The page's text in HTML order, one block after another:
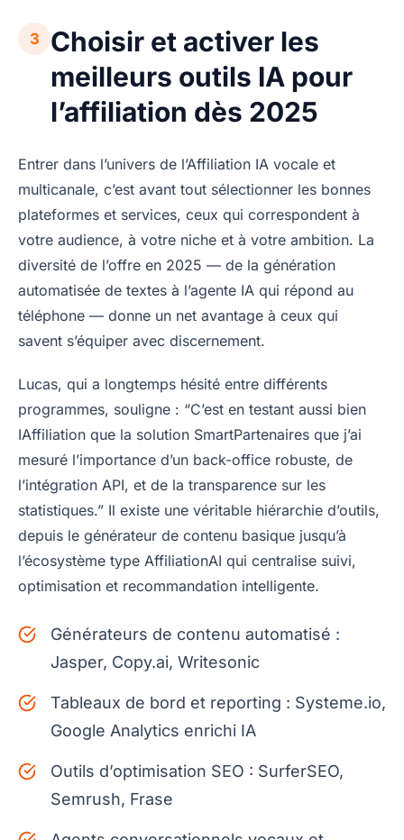
3
Choisir et activer les
meilleurs outils IA pour
l’affiliation dès 2025
Entrer dans l’univers de l’Affiliation IA vocale et
multicanale, c’est avant tout sélectionner les bonnes
plateformes et services, ceux qui correspondent à
votre audience, à votre niche et à votre ambition. La
diversité de l’offre en 2025 — de la génération
automatisée de textes à l’agente IA qui répond au
téléphone — donne un net avantage à ceux qui
savent s’équiper avec discernement.
Lucas, qui a longtemps hésité entre différents
programmes, souligne : “C’est en testant aussi bien
IAffiliation que la solution SmartPartenaires que j’ai
mesuré l’importance d’un back-office robuste, de
l’intégration API, et de la transparence sur les
statistiques.” Il existe une véritable hiérarchie d’outils,
depuis le générateur de contenu basique jusqu’à
l’écosystème type AffiliationAI qui centralise suivi,
optimisation et recommandation intelligente.
Générateurs de contenu automatisé :
Jasper, Copy.ai, Writesonic
Tableaux de bord et reporting : Systeme.io,
Google Analytics enrichi IA
Outils d’optimisation SEO : SurferSEO,
Semrush, Frase